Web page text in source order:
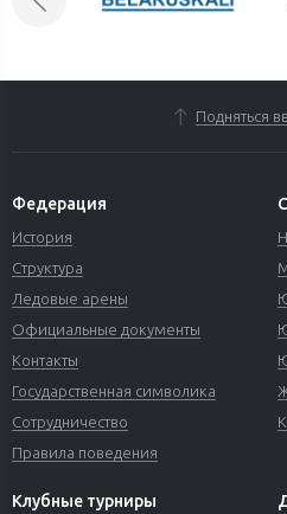
Подняться
Федерация
История
Структура
Ледовые арены
Официальные документы
Контакты
Государственная символика
Сотрудничество
Правила поведения
Клубные турниры